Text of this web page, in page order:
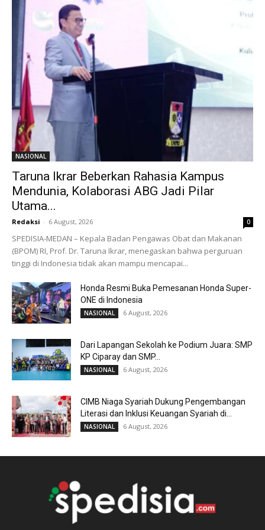
NASIONAL
Taruna Ikrar Beberkan Rahasia Kampus
Mendunia, Kolaborasi ABG Jadi Pilar
Utama...
Redaksi - 6 August, 2026 0
SPEDISIA-MEDAN – Kepala Badan Pengawas Obat dan Makanan
(BPOM) RI, Prof. Dr. Taruna Ikrar, menegaskan bahwa perguruan
tinggi di Indonesia tidak akan mampu mencapai...
Honda Resmi Buka Pemesanan Honda Super-
ONE di Indonesia
NASIONAL 6 August, 2026
Dari Lapangan Sekolah ke Podium Juara: SMP
KP Ciparay dan SMP...
NASIONAL 6 August, 2026
CIMB Niaga Syariah Dukung Pengembangan
Literasi dan Inklusi Keuangan Syariah di...
NASIONAL 6 August, 2026